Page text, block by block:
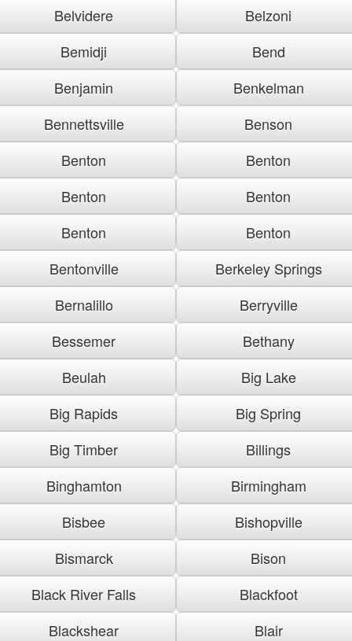
Belvidere
Belzoni
Bemidji
Bend
Benjamin
Benkelman
Bennettsville
Benson
Benton
Benton
Benton
Benton
Benton
Benton
Bentonville
Berkeley Springs
Bernalillo
Berryville
Bessemer
Bethany
Beulah
Big Lake
Big Rapids
Big Spring
Big Timber
Billings
Binghamton
Birmingham
Bisbee
Bishopville
Bismarck
Bison
Black River Falls
Blackfoot
Blackshear
Blair